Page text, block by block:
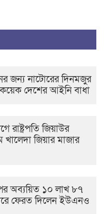
জন্য নাটোরের দিনমজুর
কয়েক দেশের আইনি বাধা
রাষ্ট্রপতি জিয়াউর
খালেদা জিয়ার মাজার
অব্যয়িত ১০ লাখ ৮৭
ফেরত দিলেন ইউএনও